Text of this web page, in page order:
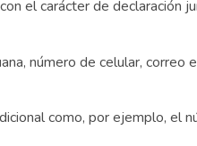
el carácter de declaración
número de celular, correo
como, por ejemplo, el